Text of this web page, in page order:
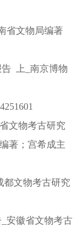
省文物局编著
上_南京博物
文物考古研究
著；宫希成主
都文物考古研究
安徽省文物考古